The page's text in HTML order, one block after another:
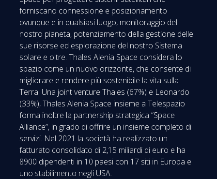
forniscano connessione e posizionamento
ovunque e in qualsiasi luogo, monitoraggio del
nostro pianeta, potenziamento della gestione delle
sue risorse ed esplorazione del nostro Sistema
solare e oltre. Thales Alenia Space considera lo
spazio come un nuovo orizzonte, che consente di
migliorare e rendere più sostenibile la vita sulla
Terra. Una joint venture Thales (67%) e Leonardo
(33%), Thales Alenia Space insieme a Telespazio
forma inoltre la partnership strategica “Space
Alliance”, in grado di offrire un insieme completo di
servizi. Nel 2021 la società ha realizzato un
fatturato consolidato di 2,15 miliardi di euro e ha
8900 dipendenti in 10 paesi con 17 siti in Europa e
uno stabilimento negli USA.